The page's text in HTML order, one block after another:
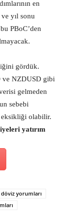
en
yıl sonu
PBoC’den
gördük.
ve NZDUSD gibi
gelmeden
sebebi
olabilir.
yatırım
döviz yorumları